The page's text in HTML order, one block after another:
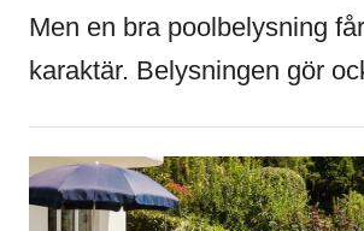
Men en bra poolbelysning
karaktär. Belysningen gör